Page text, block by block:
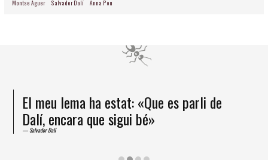
Montse Aguer Salvador Dalí Anna Pou
El meu lema ha estat: «Que es parli de
Dalí, encara que sigui bé»
Salvador Dalí